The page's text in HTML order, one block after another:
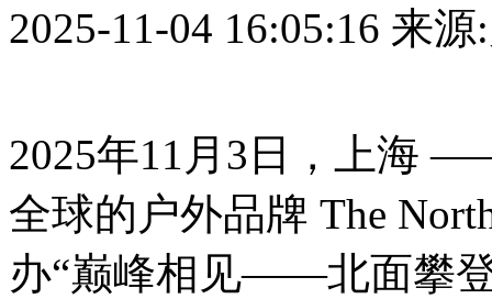
2025-11-04 16:05:16 来源
2025年11月3日，上海
全球的户外品牌 The
办“巅峰相见——北面攀